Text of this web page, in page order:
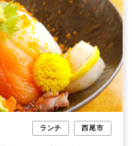
ランチ 西尾市